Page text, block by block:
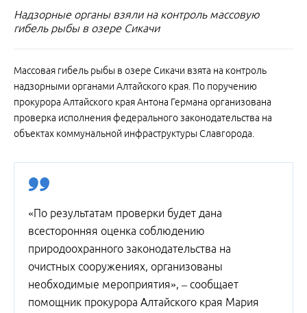
Надзорные органы взяли на контроль массовую
гибель рыбы в озере Сикачи
Массовая гибель рыбы в озере Сикачи взята на контроль
надзорными органами Алтайского края. По поручению
прокурора Алтайского края Антона Германа организована
проверка исполнения федерального законодательства на
объектах коммунальной инфраструктуры Славгорода.
«По результатам проверки будет дана
всесторонняя оценка соблюдению
природоохранного законодательства на
очистных сооружениях, организованы
необходимые мероприятия», – сообщает
помощник прокурора Алтайского края Мария